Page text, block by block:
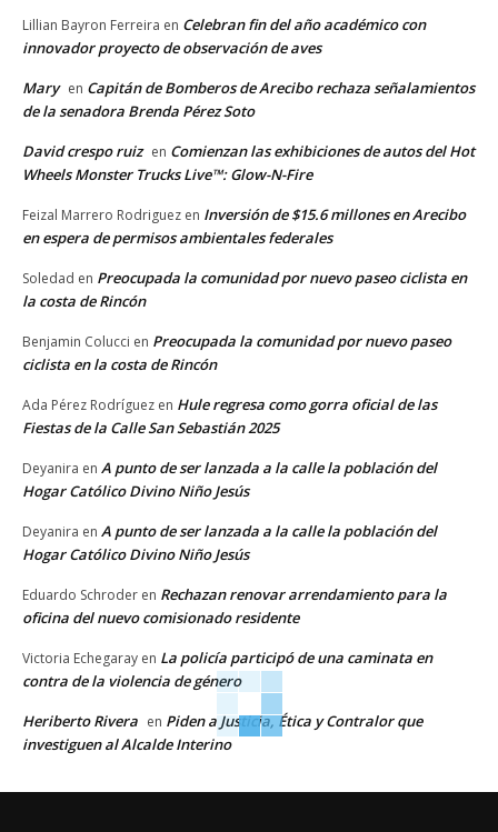
Lillian Bayron Ferreira en Celebran fin del año académico con
innovador proyecto de observación de aves
Mary en Capitán de Bomberos de Arecibo rechaza señalamientos
de la senadora Brenda Pérez Soto
David crespo ruiz en Comienzan las exhibiciones de autos del Hot
Wheels Monster Trucks Live™: Glow-N-Fire
Feizal Marrero Rodriguez en Inversión de $15.6 millones en Arecibo
en espera de permisos ambientales federales
Soledad en Preocupada la comunidad por nuevo paseo ciclista en
la costa de Rincón
Benjamin Colucci en Preocupada la comunidad por nuevo paseo
ciclista en la costa de Rincón
Ada Pérez Rodríguez en Hule regresa como gorra oficial de las
Fiestas de la Calle San Sebastián 2025
Deyanira en A punto de ser lanzada a la calle la población del
Hogar Católico Divino Niño Jesús
Deyanira en A punto de ser lanzada a la calle la población del
Hogar Católico Divino Niño Jesús
Eduardo Schroder en Rechazan renovar arrendamiento para la
oficina del nuevo comisionado residente
Victoria Echegaray en La policía participó de una caminata en
contra de la violencia de género
Heriberto Rivera en Piden a Justicia, Ética y Contralor que
investiguen al Alcalde Interino